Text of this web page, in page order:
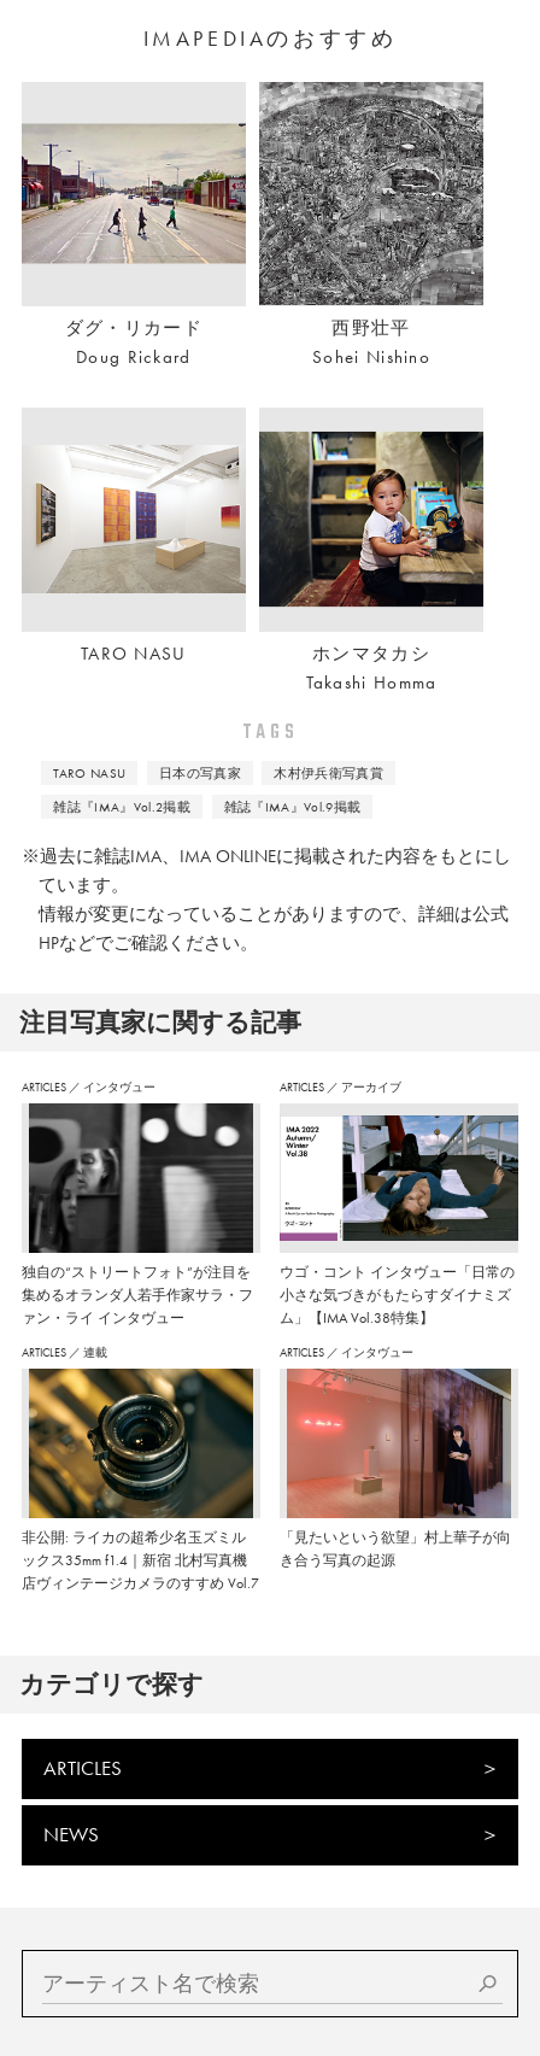
IMAPEDIAのおすすめ
ダグ・リカード
Doug Rickard
西野壮平
Sohei Nishino
TARO NASU
ホンマタカシ
Takashi Homma
TAGS
TARO NASU 日本の写真家
木村伊兵衛写真賞
雑誌『IMA』Vol.2掲載
雑誌『IMA』Vol.9掲載
※過去に雑誌IMA、IMA ONLINEに掲載された内容をもとにし
ています。
情報が変更になっていることがありますので、詳細は公式
HPなどでご確認ください。
注⽬写真家に関する記事
ARTICLES ／ インタヴュー
独自の“ストリートフォト”が注目を
集めるオランダ人若手作家サラ・フ
ァン・ライ インタヴュー
ARTICLES ／ アーカイブ
ウゴ・コント インタヴュー「日常の
小さな気づきがもたらすダイナミズ
ム」【IMA Vol.38特集】
ARTICLES ／ 連載
非公開: ライカの超希少名玉ズミル
ックス35mm f1.4｜新宿 北村写真機
店ヴィンテージカメラのすすめ Vol.7
ARTICLES ／ インタヴュー
「見たいという欲望」村上華子が向
き合う写真の起源
カテゴリで探す
ARTICLES
NEWS